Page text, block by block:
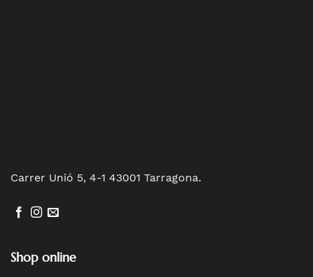
Carrer Unió 5, 4-1 43001 Tarragona.
Shop online